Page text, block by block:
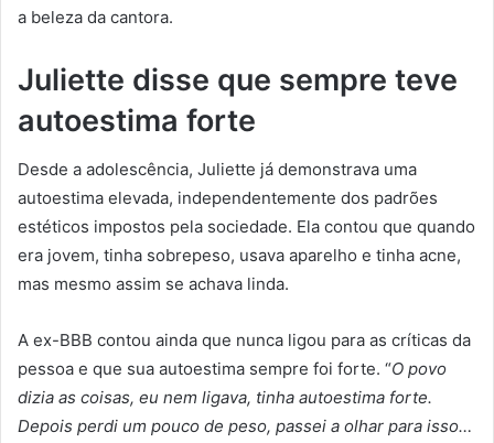
a beleza da cantora.
Juliette disse que sempre teve
autoestima forte
Desde a adolescência, Juliette já demonstrava uma
autoestima elevada, independentemente dos padrões
estéticos impostos pela sociedade. Ela contou que quando
era jovem, tinha sobrepeso, usava aparelho e tinha acne,
mas mesmo assim se achava linda.
A ex-BBB contou ainda que nunca ligou para as críticas da
pessoa e que sua autoestima sempre foi forte. “O povo
dizia as coisas, eu nem ligava, tinha autoestima forte.
Depois perdi um pouco de peso, passei a olhar para isso…